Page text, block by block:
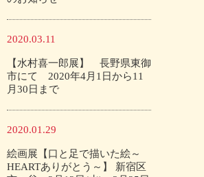
2020.03.11
【水村喜一郎展】 長野県東御
市にて 2020年4月1日から11
月30日まで
2020.01.29
絵画展【口と足で描いた絵～
HEARTありがとう～】 新宿区